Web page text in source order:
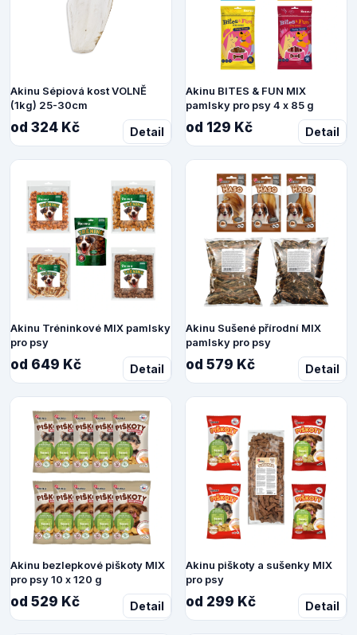
Akinu Sépiová kost VOLNĚ
(1kg) 25-30cm
od 324 Kč Detail
Akinu BITES & FUN MIX
pamlsky pro psy 4 x 85 g
od 129 Kč Detail
Akinu Tréninkové MIX pamlsky
pro psy
od 649 Kč Detail
Akinu Sušené přírodní MIX
pamlsky pro psy
od 579 Kč Detail
Akinu bezlepkové piškoty MIX
pro psy 10 x 120 g
od 529 Kč Detail
Akinu piškoty a sušenky MIX
pro psy
od 299 Kč Detail